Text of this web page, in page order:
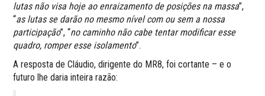
lutas não visa hoje ao enraizamento de posições na massa”,
“as lutas se darão no mesmo nível com ou sem a nossa
participação”, “no caminho não cabe tentar modificar esse
quadro, romper esse isolamento”.
A resposta de Cláudio, dirigente do MR8, foi cortante – e o
futuro lhe daria inteira razão: